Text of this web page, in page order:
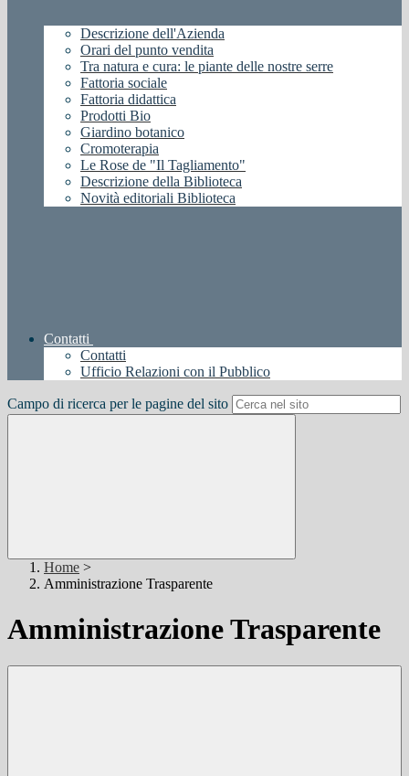
Descrizione dell'Azienda
Orari del punto vendita
Tra natura e cura: le piante delle nostre serre
Fattoria sociale
Fattoria didattica
Prodotti Bio
Giardino botanico
Cromoterapia
Le Rose de "Il Tagliamento"
Descrizione della Biblioteca
Novità editoriali Biblioteca
Contatti
Contatti
Ufficio Relazioni con il Pubblico
Campo di ricerca per le pagine del sito
Home >
Amministrazione Trasparente
Amministrazione Trasparente